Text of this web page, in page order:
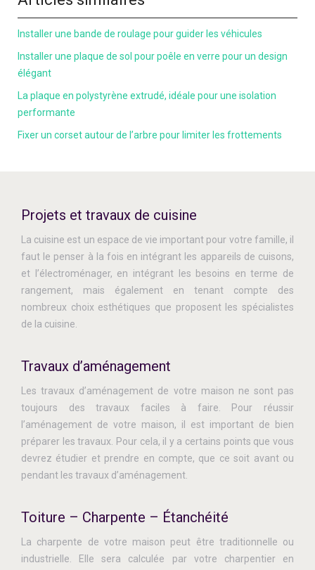
Installer une bande de roulage pour guider les véhicules
Installer une plaque de sol pour poêle en verre pour un design
élégant
La plaque en polystyrène extrudé, idéale pour une isolation
performante
Fixer un corset autour de l’arbre pour limiter les frottements
Projets et travaux de cuisine
La cuisine est un espace de vie important pour votre famille, il
faut le penser à la fois en intégrant les appareils de cuisons,
et l’électroménager, en intégrant les besoins en terme de
rangement, mais également en tenant compte des
nombreux choix esthétiques que proposent les spécialistes
de la cuisine.
Travaux d’aménagement
Les travaux d’aménagement de votre maison ne sont pas
toujours des travaux faciles à faire. Pour réussir
l’aménagement de votre maison, il est important de bien
préparer les travaux. Pour cela, il y a certains points que vous
devrez étudier et prendre en compte, que ce soit avant ou
pendant les travaux d’aménagement.
Toiture – Charpente – Étanchéité
La charpente de votre maison peut être traditionnelle ou
industrielle. Elle sera calculée par votre charpentier en